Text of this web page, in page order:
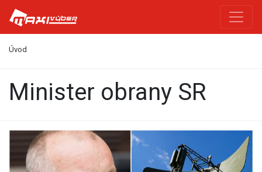
Úvod
minister obrany SR